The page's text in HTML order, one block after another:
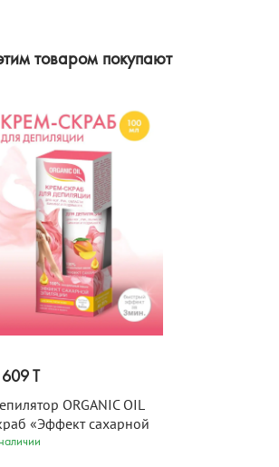
товаром покупают
609 T
ORGANIC OIL
«Эффект сахарной
100 мл